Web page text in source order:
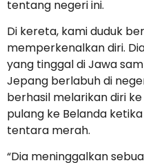
tentang negeri ini.
Di kereta, kami duduk
memperkenalkan diri.
yang tinggal di Jawa
Jepang berlabuh di
berhasil melarikan diri
pulang ke Belanda
tentara merah.
“Dia meninggalkan